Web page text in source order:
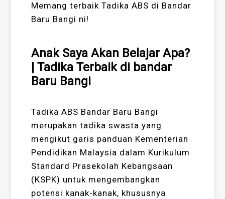
Memang terbaik Tadika ABS di Bandar
Baru Bangi ni!
Anak Saya Akan Belajar Apa?
| Tadika Terbaik di bandar
Baru Bangi
Tadika ABS Bandar Baru Bangi
merupakan tadika swasta yang
mengikut garis panduan Kementerian
Pendidikan Malaysia dalam Kurikulum
Standard Prasekolah Kebangsaan
(KSPK) untuk mengembangkan
potensi kanak-kanak, khususnya